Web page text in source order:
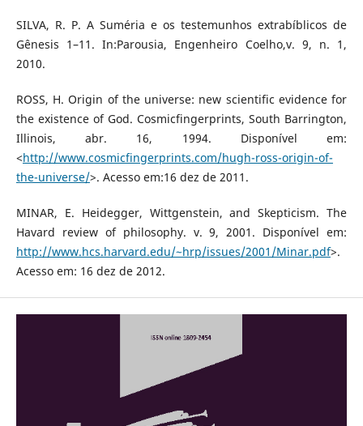
SILVA, R. P. A Suméria e os testemunhos extrabíblicos de
Gênesis 1–11. In:Parousia, Engenheiro Coelho,v. 9, n. 1,
2010.
ROSS, H. Origin of the universe: new scientific evidence for
the existence of God. Cosmicfingerprints, South Barrington,
Illinois, abr. 16, 1994. Disponível em:
<http://www.cosmicfingerprints.com/hugh-ross-origin-of-
the-universe/>. Acesso em:16 dez de 2011.
MINAR, E. Heidegger, Wittgenstein, and Skepticism. The
Havard review of philosophy. v. 9, 2001. Disponível em:
http://www.hcs.harvard.edu/~hrp/issues/2001/Minar.pdf>.
Acesso em: 16 dez de 2012.